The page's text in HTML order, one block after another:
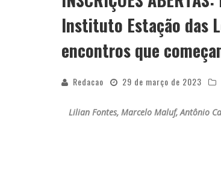
Instituto Estação das
encontros que
Redacao 29 de março de 2023
Lilian Fontes, Marcelo Maluf, Antônio